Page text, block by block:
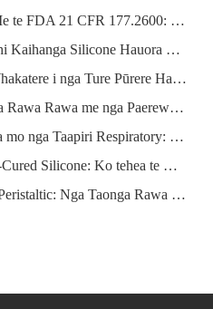
USP Class VI, ISO 10993, Me te FDA 21 CFR 177.2600: Ko tehea Tiwhikete Hauora Hauora e hiahiatia ana e koe?
Me pehea te whiriwhiri i tetahi Kaihanga Silicone Hauora Whakapono i Haina: He Aratohu Aromatawai-a-Taahiraa mo nga Kaihoko o te Ao
FDA vs CE vs NMPA: Te Whakatere i nga Ture Pūrere Hauora mo nga Hua Silicone
Silicone Foley Catheters: Nga Rawa Rawa me nga Paerewa Hangahanga
Tubing Silicone Tohu Hauora mo nga Taapiri Respiratory: Whakaritenga Whakaritenga
Platinum-Cured Vs Peroxide-Cured Silicone: Ko tehea te mea pai mo to tono?
Te Kowhiringa Pump Pump Peristaltic: Nga Taonga Rawa me nga Ahua Mahi